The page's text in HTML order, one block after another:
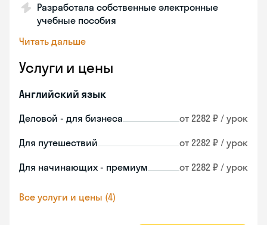
Разработала собственные электронные
учебные пособия
Читать дальше
Услуги и цены
Английский язык
Деловой - для бизнеса от 2282 ₽ / урок
Для путешествий от 2282 ₽ / урок
Для начинающих - премиум от 2282 ₽ / урок
Все услуги и цены (4)